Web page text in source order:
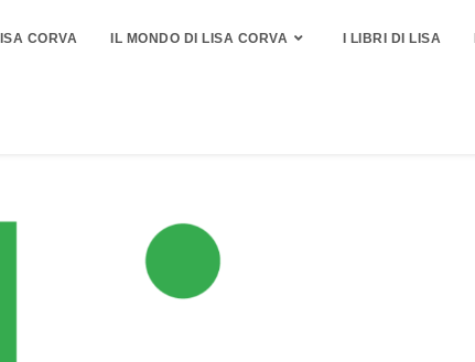
CORVA IL MONDO DI LISA CORVA I LIBRI DI LISA